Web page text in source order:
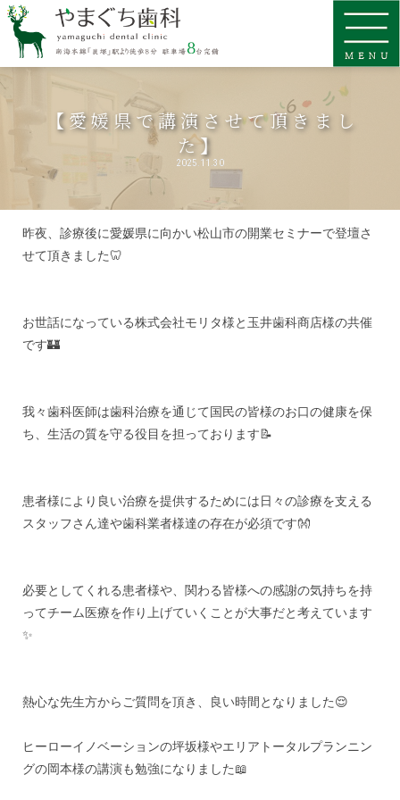
【愛媛県で講演させて頂きまし
た】
2025.11.30
昨夜、診療後に愛媛県に向かい松山市の開業セミナーで登壇さ
せて頂きました🦷
お世話になっている株式会社モリタ様と玉井歯科商店様の共催
です🏰
我々歯科医師は歯科治療を通じて国民の皆様のお口の健康を保
ち、生活の質を守る役目を担っております📝
患者様により良い治療を提供するためには日々の診療を支える
スタッフさん達や歯科業者様達の存在が必須です👐
必要としてくれる患者様や、関わる皆様への感謝の気持ちを持
ってチーム医療を作り上げていくことが大事だと考えています
✨
熱心な先生方からご質問を頂き、良い時間となりました😌
ヒーローイノベーションの坪坂様やエリアトータルプランニン
グの岡本様の講演も勉強になりました📖